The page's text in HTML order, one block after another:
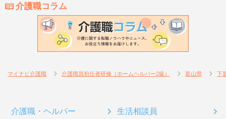
介護職コラム
マイナビ介護職 介護職員初任者研修（ホームヘルパー2級） 富山県 下
介護職・ヘルパー 生活相談員